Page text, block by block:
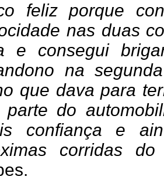
feliz porque
nas duas
e consegui
na
que dava para
parte do
confiança e
corridas do